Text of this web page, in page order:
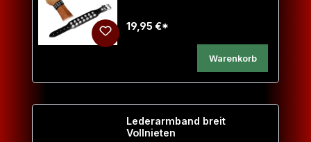
19,95 €*
Warenkorb
Lederarmband breit
Vollnieten